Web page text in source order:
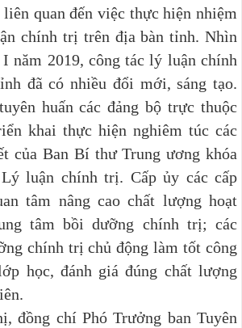
quan đến việc thực hiện nhiệm
chính trị trên địa bàn tỉnh. Nhìn
năm 2019, công tác lý luận chính
đã có nhiều đổi mới, sáng tạo.
huấn các đảng bộ trực thuộc
khai thực hiện nghiêm túc các
của Ban Bí thư Trung ương khóa
luận chính trị. Cấp ủy các cấp
tâm nâng cao chất lượng hoạt
tâm bồi dưỡng chính trị; các
chính trị chủ động làm tốt công
học, đánh giá đúng chất lượng
đồng chí Phó Trưởng ban Tuyên